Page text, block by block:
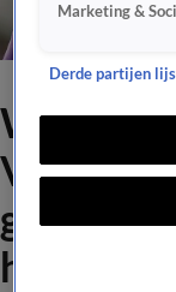
Vloet:
hem op'
Marketing &
Derde partijen